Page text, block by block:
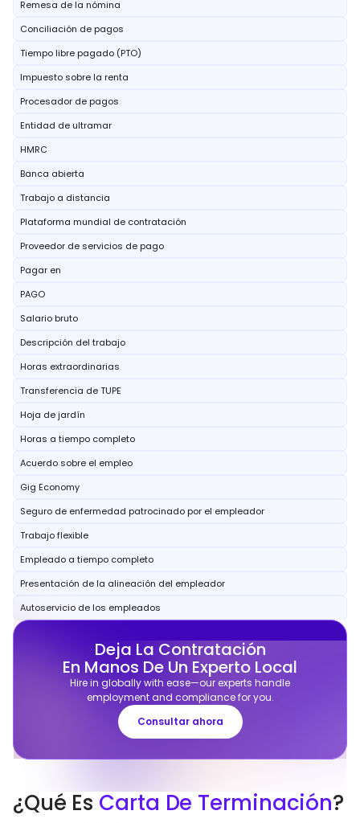
Remesa de la nómina
Conciliación de pagos
Tiempo libre pagado (PTO)
Impuesto sobre la renta
Procesador de pagos
Entidad de ultramar
HMRC
Banca abierta
Trabajo a distancia
Plataforma mundial de contratación
Proveedor de servicios de pago
Pagar en
PAGO
Salario bruto
Descripción del trabajo
Horas extraordinarias
Transferencia de TUPE
Hoja de jardín
Horas a tiempo completo
Acuerdo sobre el empleo
Gig Economy
Seguro de enfermedad patrocinado por el empleador
Trabajo flexible
Empleado a tiempo completo
Presentación de la alineación del empleador
Autoservicio de los empleados
Deja La Contratación
En Manos De Un Experto Local
Hire in globally with ease—our experts handle
employment and compliance for you.
Consultar ahora
¿Qué Es Carta De Terminación?